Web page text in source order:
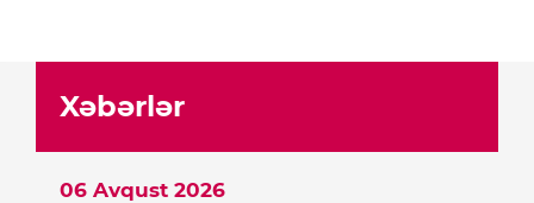
Xəbərlər
06 Avqust 2026